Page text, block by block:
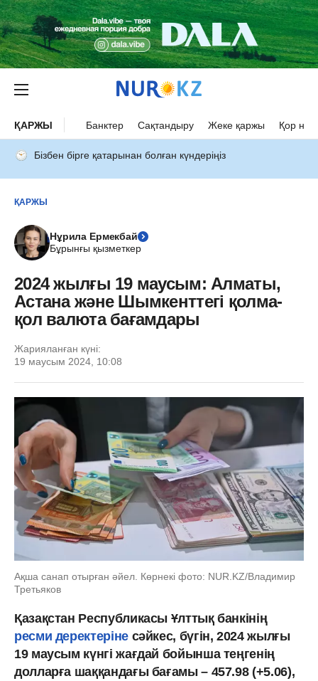
ҚАРЖЫ Банктер Сақтандыру Жеке қаржы Қор
Бізбен бірге қатарынан болған күндеріңіз
ҚАРЖЫ
Нұрила Ермекбай
Бұрынғы қызметкер
2024 жылғы 19 маусым: Алматы,
Астана және Шымкенттегі қолма-
қол валюта бағамдары
Жарияланған күні:
19 маусым 2024, 10:08
Ақша санап отырған әйел. Көрнекі фото: NUR.KZ/Владимир
Третьяков
Қазақстан Республикасы Ұлттық банкінің
ресми деректерінесәйкес, бүгін, 2024 жылғы
19 маусым күнгі жағдай бойынша теңгенің
долларға шаққандағы бағамы – 457.98 (+5.06),